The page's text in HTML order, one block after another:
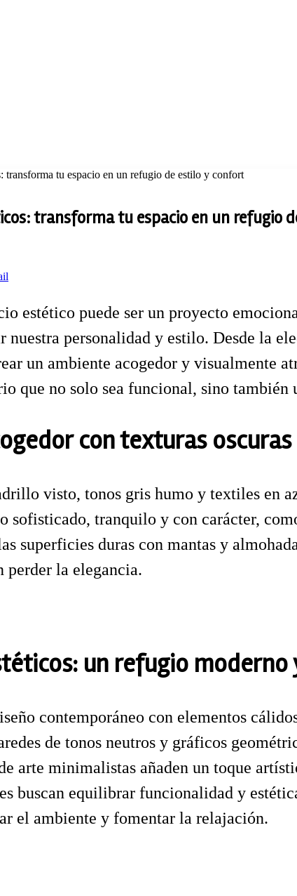
transforma tu espacio en un refugio de estilo y confort
transforma tu espacio en un refugio
estético puede ser un proyecto
nuestra personalidad y estilo. Desde la
un ambiente acogedor y visualmente
que no solo sea funcional, sino
con texturas oscuras
visto, tonos gris humo y textiles en
sofisticado, tranquilo y con carácter,
superficies duras con mantas y
perder la elegancia.
un refugio moderno
contemporáneo con elementos
de tonos neutros y gráficos
arte minimalistas añaden un toque
buscan equilibrar funcionalidad y
el ambiente y fomentar la relajación.